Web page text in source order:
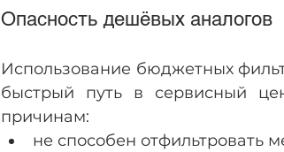
Опасность дешёвых аналогов
Использование бюджетных
быстрый путь в сервисный
причинам:
не способен отфильтровать